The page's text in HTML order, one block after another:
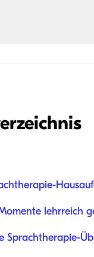
lehrreich
Sprachtherapie-